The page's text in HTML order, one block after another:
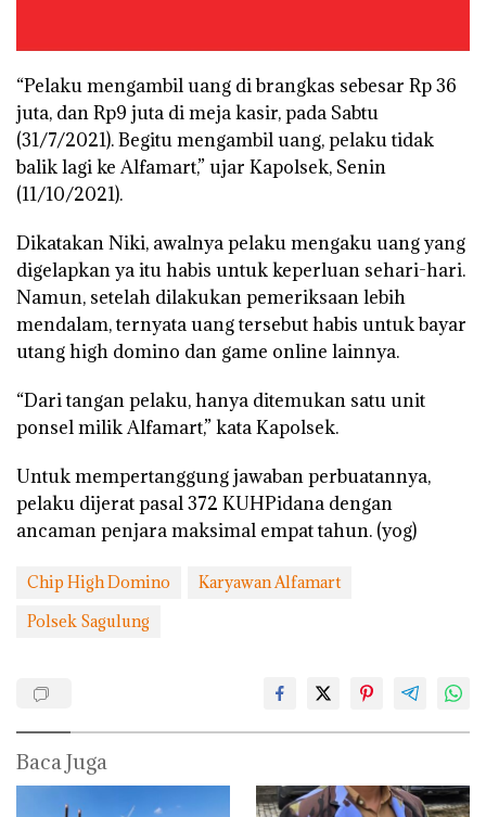
“Pelaku mengambil uang di brangkas sebesar Rp 36
juta, dan Rp9 juta di meja kasir, pada Sabtu
(31/7/2021). Begitu mengambil uang, pelaku tidak
balik lagi ke Alfamart,” ujar Kapolsek, Senin
(11/10/2021).
Dikatakan Niki, awalnya pelaku mengaku uang yang
digelapkan ya itu habis untuk keperluan sehari-hari.
Namun, setelah dilakukan pemeriksaan lebih
mendalam, ternyata uang tersebut habis untuk bayar
utang high domino dan game online lainnya.
“Dari tangan pelaku, hanya ditemukan satu unit
ponsel milik Alfamart,” kata Kapolsek.
Untuk mempertanggung jawaban perbuatannya,
pelaku dijerat pasal 372 KUHPidana dengan
ancaman penjara maksimal empat tahun. (yog)
Chip High Domino
Karyawan Alfamart
Polsek Sagulung
Baca Juga